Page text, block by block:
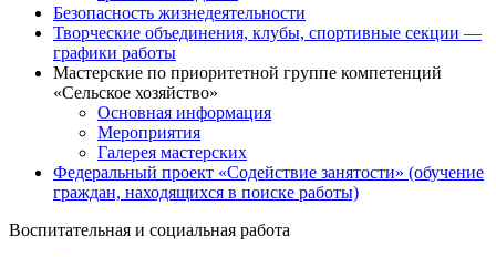
Безопасность жизнедеятельности
Творческие объединения, клубы, спортивные секции —
графики работы
Мастерские по приоритетной группе компетенций
«Сельское хозяйство»
Основная информация
Мероприятия
Галерея мастерских
Федеральный проект «Содействие занятости» (обучение
граждан, находящихся в поиске работы)
Воспитательная и социальная работа